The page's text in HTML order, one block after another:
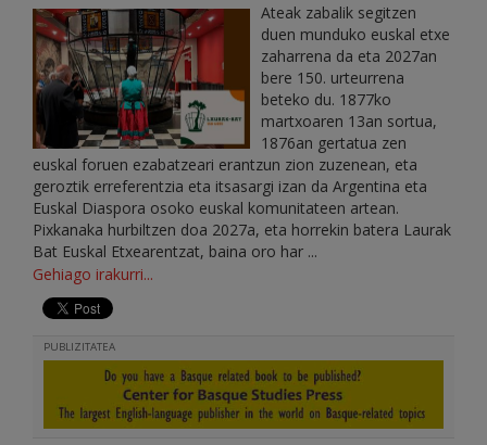
Ateak zabalik segitzen
duen munduko euskal etxe
zaharrena da eta 2027an
bere 150. urteurrena
beteko du. 1877ko
martxoaren 13an sortua,
1876an gertatua zen
euskal foruen ezabatzeari erantzun zion zuzenean, eta
geroztik erreferentzia eta itsasargi izan da Argentina eta
Euskal Diaspora osoko euskal komunitateen artean.
Pixkanaka hurbiltzen doa 2027a, eta horrekin batera Laurak
Bat Euskal Etxearentzat, baina oro har ...
Gehiago irakurri...
PUBLIZITATEA